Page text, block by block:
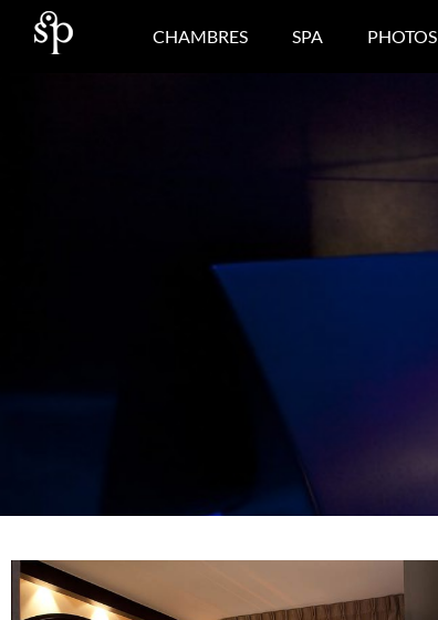
CHAMBRES SPA PHOTOS